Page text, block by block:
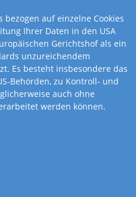
auf einzelne Cookies
Ihrer Daten in den USA
Gerichtshof als ein
unzureichendem
Es besteht insbesondere das
Behörden, zu Kontroll- und
auch ohne
werden können.